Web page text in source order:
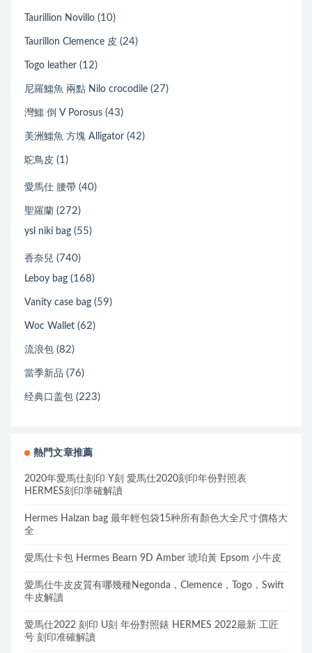
Taurillion Novillo (10)
Taurillon Clemence 皮 (24)
Togo leather (12)
尼羅鱷魚 兩點 Nilo crocodile (27)
灣鱷 倒 V Porosus (43)
美洲鱷魚 方塊 Alligator (42)
鴕鳥皮 (1)
愛馬仕 腰帶 (40)
聖羅蘭 (272)
ysl niki bag (55)
香奈兒 (740)
Leboy bag (168)
Vanity case bag (59)
Woc Wallet (62)
流浪包 (82)
當季新品 (76)
经典口盖包 (223)
熱門文章推薦
2020年愛馬仕刻印 Y刻 愛馬仕2020刻印年份對照表
HERMES刻印準確解讀
Hermes Halzan bag 最年輕包袋15种所有顏色大全尺寸價格大
全
愛馬仕卡包 Hermes Bearn 9D Amber 琥珀黃 Epsom 小牛皮
愛馬仕牛皮皮質有哪幾種Negonda，Clemence，Togo，Swift
牛皮解讀
愛馬仕2022 刻印 U刻 年份對照錶 HERMES 2022最新 工匠
号 刻印准確解讀